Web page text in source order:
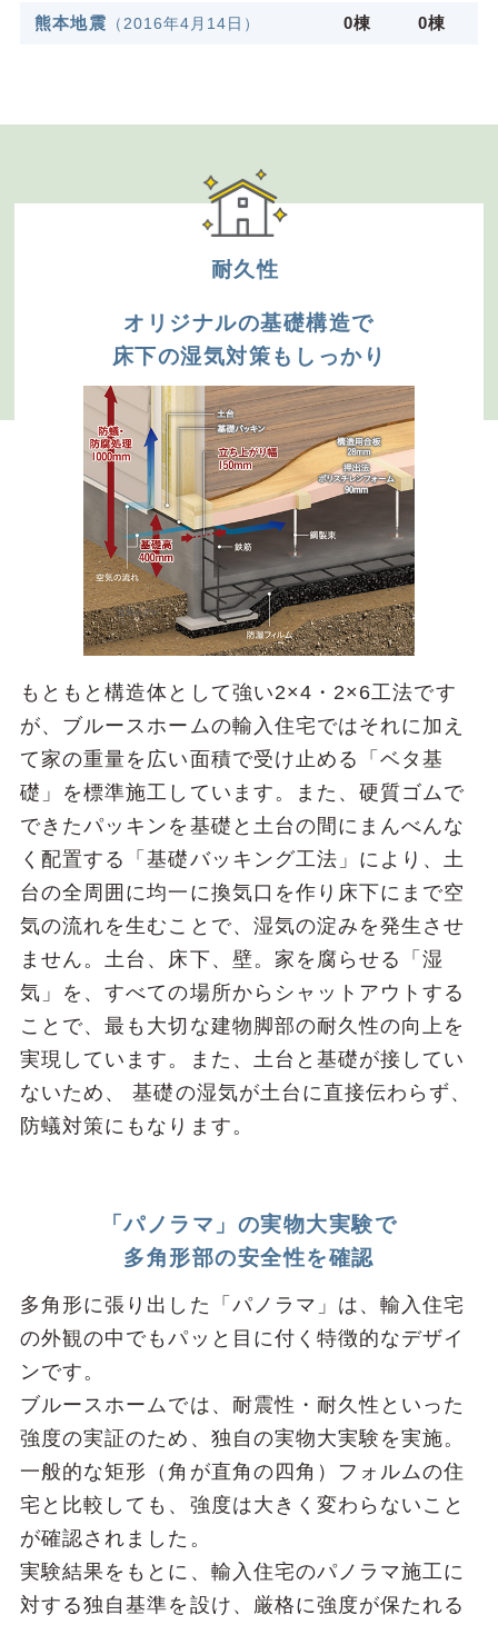
熊本地震 （2016年4⽉14⽇） 0棟 0棟
耐久性
オリジナルの基礎構造で
床下の湿気対策もしっかり
もともと構造体として強い2×4・2×6⼯法です
が、ブルースホームの輸⼊住宅ではそれに加え
て家の重量を広い⾯積で受け⽌める「ベタ基
礎」を標準施⼯しています。また、硬質ゴムで
できたパッキンを基礎と⼟台の間にまんべんな
く配置する「基礎バッキング⼯法」により、⼟
台の全周囲に均⼀に換気⼝を作り床下にまで空
気の流れを⽣むことで、湿気の淀みを発⽣させ
ません。⼟台、床下、壁。家を腐らせる「湿
気」を、すべての場所からシャットアウトする
ことで、最も⼤切な建物脚部の耐久性の向上を
実現しています。また、⼟台と基礎が接してい
ないため、 基礎の湿気が⼟台に直接伝わらず、
防蟻対策にもなります。
「パノラマ」の実物⼤実験で
多⾓形部の安全性を確認
多⾓形に張り出した「パノラマ」は、輸⼊住宅
の外観の中でもパッと⽬に付く特徴的なデザイ
ンです。
ブルースホームでは、耐震性・耐久性といった
強度の実証のため、独⾃の実物⼤実験を実施。
⼀般的な矩形（⾓が直⾓の四⾓）フォルムの住
宅と⽐較しても、強度は⼤きく変わらないこと
が確認されました。
実験結果をもとに、輸⼊住宅のパノラマ施⼯に
対する独⾃基準を設け、厳格に強度が保たれる